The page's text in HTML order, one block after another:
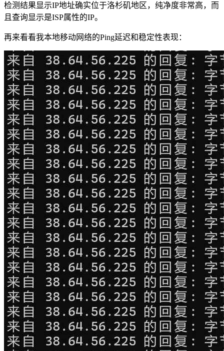
检测结果显示IP地址确实位于洛杉矶地区，纯净度非常高，而
且查询显示是ISP属性的IP。
再来看看我本地移动网络的Ping延迟和稳定性表现：